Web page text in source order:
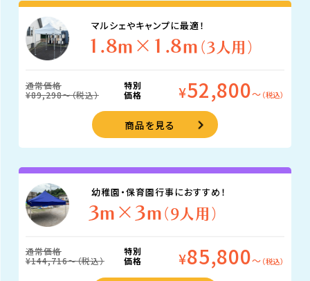
マルシェやキャンプに最適！
1.8m×1.8m （3人用）
通常価格
¥89,298〜（税込）
特別
価格
¥52,800〜 （税込）
商品を見る
幼稚園・保育園行事におすすめ！
3m×3m （9人用）
通常価格
¥144,716〜（税込）
特別
価格
¥85,800〜 （税込）